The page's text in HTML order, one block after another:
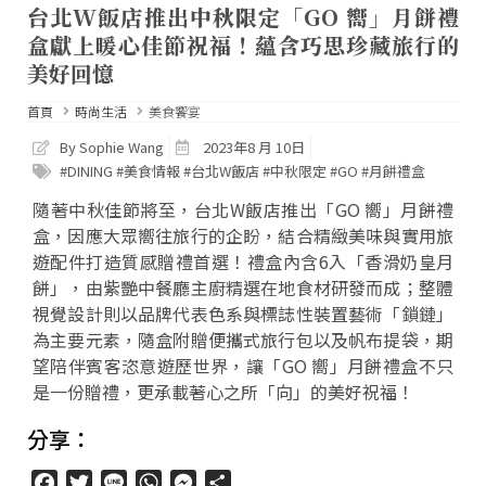
台北W飯店推出中秋限定「GO 嚮」月餅禮
盒獻上暖心佳節祝福！蘊含巧思珍藏旅行的
美好回憶
首頁 時尚生活 美食饗宴
By Sophie Wang
2023年8 月 10日
#DINING #美食情報 #台北W飯店 #中秋限定 #GO #月餅禮盒
隨著中秋佳節將至，台北W飯店推出「GO 嚮」月餅禮
盒，因應大眾嚮往旅行的企盼，結合精緻美味與實用旅
遊配件打造質感贈禮首選！禮盒內含6入「香滑奶皇月
餅」，由紫艷中餐廳主廚精選在地食材研發而成；整體
視覺設計則以品牌代表色系與標誌性裝置藝術「鎖鏈」
為主要元素，隨盒附贈便攜式旅行包以及帆布提袋，期
望陪伴賓客恣意遊歷世界，讓「GO 嚮」月餅禮盒不只
是一份贈禮，更承載著心之所「向」的美好祝福！
分享：